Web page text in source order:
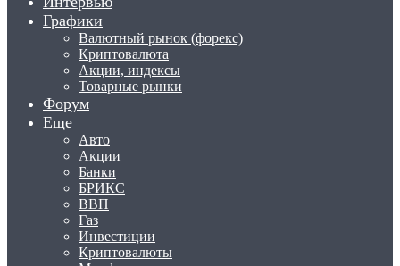
Графики
Валютный рынок (форекс)
Криптовалюта
Акции, индексы
Товарные рынки
Форум
Еще
Авто
Акции
Банки
БРИКС
ВВП
Газ
Инвестиции
Криптовалюты